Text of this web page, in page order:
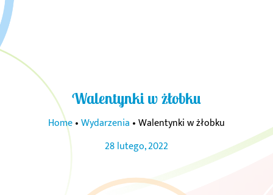
Walentynki w żłobku
Home•Wydarzenia •Walentynki w żłobku
28 lutego, 2022